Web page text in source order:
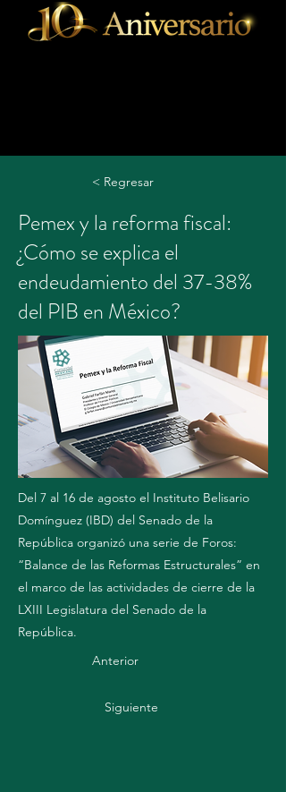
< Regresar
Pemex y la reforma fiscal:
¿Cómo se explica el
endeudamiento del 37-38%
del PIB en México?
Del 7 al 16 de agosto el Instituto Belisario
Domínguez (IBD) del Senado de la
República organizó una serie de Foros:
“Balance de las Reformas Estructurales” en
el marco de las actividades de cierre de la
LXIII Legislatura del Senado de la
República.
Anterior
Siguiente